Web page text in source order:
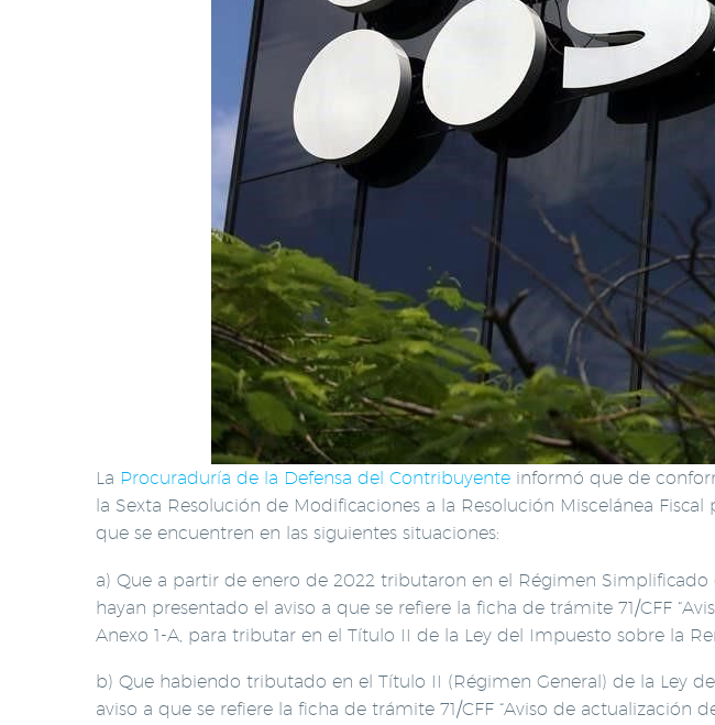
La Procuraduría de la Defensa del Contribuyente informó que de
la Sexta Resolución de Modificaciones a la Resolución Miscelánea
que se encuentren en las siguientes situaciones:
a) Que a partir de enero de 2022 tributaron en el Régimen
hayan presentado el aviso a que se refiere la ficha de trámite 71/CFF
Anexo 1-A, para tributar en el Título II de la Ley del Impuesto sobre la
b) Que habiendo tributado en el Título II (Régimen General) de la Ley
aviso a que se refiere la ficha de trámite 71/CFF “Aviso de actualización